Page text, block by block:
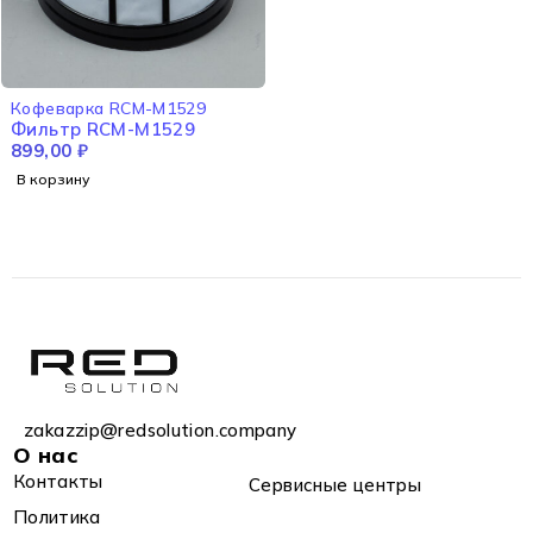
Кофеварка RCM-M1529
Фильтр RCM-M1529
899,00 ₽
В корзину
zakazzip@redsolution.company
О нас
Контакты
Сервисные центры
Политика